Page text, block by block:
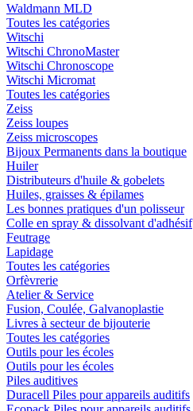
Waldmann MLD
Toutes les catégories
Witschi
Witschi ChronoMaster
Witschi Chronoscope
Witschi Micromat
Toutes les catégories
Zeiss
Zeiss loupes
Zeiss microscopes
Bijoux Permanents dans la boutique
Huiler
Distributeurs d'huile & gobelets
Huiles, graisses & épilames
Les bonnes pratiques d'un polisseur
Colle en spray & dissolvant d'adhésif
Feutrage
Lapidage
Toutes les catégories
Orfèvrerie
Atelier & Service
Fusion, Coulée, Galvanoplastie
Livres à secteur de bijouterie
Toutes les catégories
Outils pour les écoles
Outils pour les écoles
Piles auditives
Duracell Piles pour appareils auditifs